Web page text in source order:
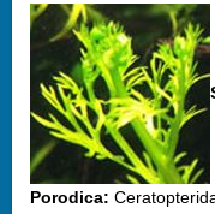
Porodica: